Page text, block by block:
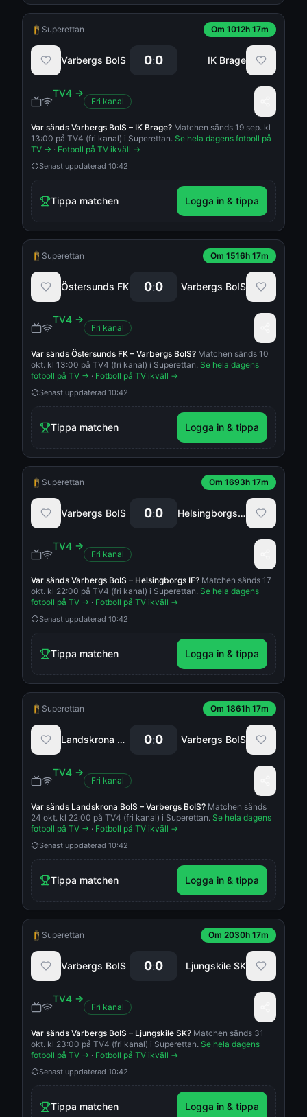
Superettan Om 1012h 17m
Varbergs BoIS 0:0 IK Brage
TV4 →
Fri kanal
Var sänds Varbergs BoIS – IK Brage? Matchen sänds 19 sep. kl
13:00 på TV4 (fri kanal) i Superettan. Se hela dagens fotboll på
TV → · Fotboll på TV ikväll →
Senast uppdaterad 10:42
Tippa matchen Logga in & tippa
Superettan Om 1516h 17m
Östersunds FK 0:0 Varbergs BoIS
TV4 →
Fri kanal
Var sänds Östersunds FK – Varbergs BoIS? Matchen sänds 10
okt. kl 13:00 på TV4 (fri kanal) i Superettan. Se hela dagens
fotboll på TV → · Fotboll på TV ikväll →
Senast uppdaterad 10:42
Tippa matchen Logga in & tippa
Superettan Om 1693h 17m
Varbergs BoIS 0:0 Helsingborgs IF
TV4 →
Fri kanal
Var sänds Varbergs BoIS – Helsingborgs IF? Matchen sänds 17
okt. kl 22:00 på TV4 (fri kanal) i Superettan. Se hela dagens
fotboll på TV → · Fotboll på TV ikväll →
Senast uppdaterad 10:42
Tippa matchen Logga in & tippa
Superettan Om 1861h 17m
Landskrona BoIS 0:0 Varbergs BoIS
TV4 →
Fri kanal
Var sänds Landskrona BoIS – Varbergs BoIS? Matchen sänds
24 okt. kl 22:00 på TV4 (fri kanal) i Superettan. Se hela dagens
fotboll på TV → · Fotboll på TV ikväll →
Senast uppdaterad 10:42
Tippa matchen Logga in & tippa
Superettan Om 2030h 17m
Varbergs BoIS 0:0 Ljungskile SK
TV4 →
Fri kanal
Var sänds Varbergs BoIS – Ljungskile SK? Matchen sänds 31
okt. kl 23:00 på TV4 (fri kanal) i Superettan. Se hela dagens
fotboll på TV → · Fotboll på TV ikväll →
Senast uppdaterad 10:42
Tippa matchen Logga in & tippa